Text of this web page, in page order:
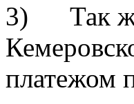
3) Так же
платежом